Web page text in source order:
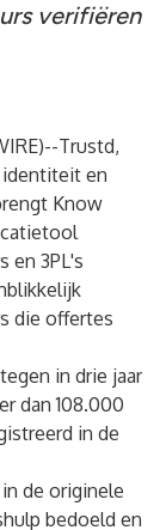
verifiëren
)--Trustd,
en
Know
en 3PL's
die offertes
in drie jaar
dan108.000
in de
de originele
bedoeld en